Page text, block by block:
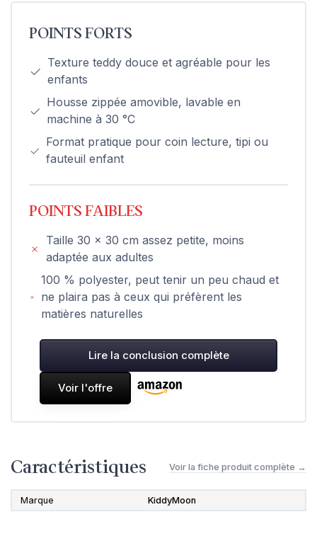
POINTS FORTS
Texture teddy douce et agréable pour les
enfants
Housse zippée amovible, lavable en
machine à 30 °C
Format pratique pour coin lecture, tipi ou
fauteuil enfant
POINTS FAIBLES
Taille 30 x 30 cm assez petite, moins
adaptée aux adultes
100 % polyester, peut tenir un peu chaud et
ne plaira pas à ceux qui préfèrent les
matières naturelles
Lire la conclusion complète
Voir l'offre
Caractéristiques Voir la fiche produit complète →
Marque KiddyMoon